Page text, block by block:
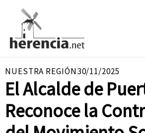
contenido
NUESTRA REGIÓN30/11/2025
El Alcalde de
Reconoce la